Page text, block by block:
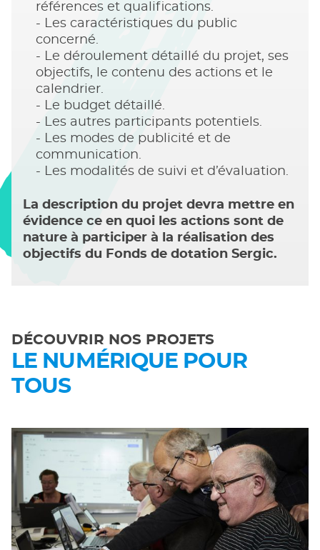
références et qualifications.
Les caractéristiques du public
concerné.
Le déroulement détaillé du projet, ses
objectifs, le contenu des actions et le
calendrier.
Le budget détaillé.
Les autres participants potentiels.
Les modes de publicité et de
communication.
Les modalités de suivi et d’évaluation.
La description du projet devra mettre en
évidence ce en quoi les actions sont de
nature à participer à la réalisation des
objectifs du Fonds de dotation Sergic.
DÉCOUVRIR NOS PROJETS
LE NUMÉRIQUE POUR
TOUS